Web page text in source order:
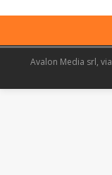
Avalon Media srl,